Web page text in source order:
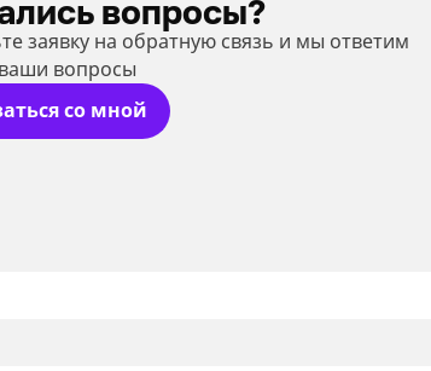
вопросы?
заявку на обратную связь и мы ответим
вопросы
со мной